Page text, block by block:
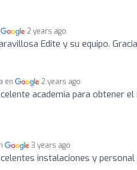
2 years ago
Edite y su equipo.
en 2 years ago
academia para obtener
3 years ago
instalaciones y